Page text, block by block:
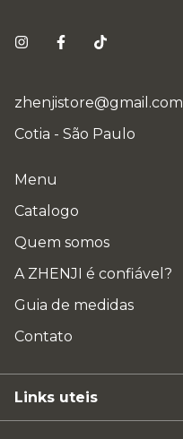
zhenjistore@gmail.com
Cotia - São Paulo
Menu
Catalogo
Quem somos
A ZHENJI é confiável?
Guia de medidas
Contato
Links uteis